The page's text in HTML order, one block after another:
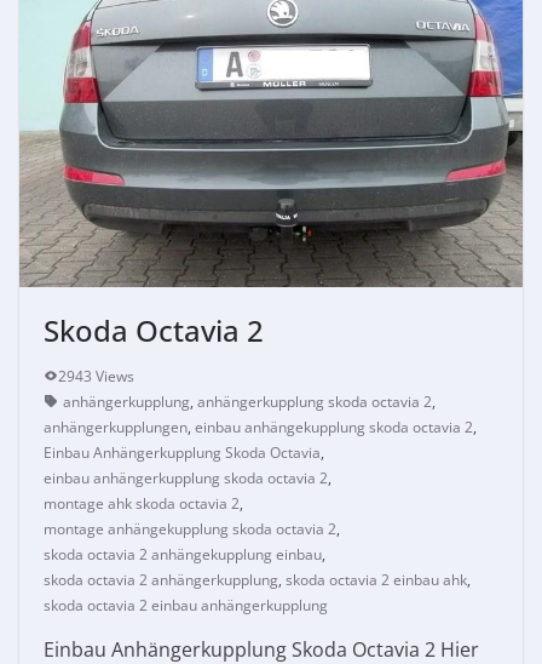
Skoda Octavia 2
2943 Views
anhängerkupplung, anhängerkupplung skoda octavia 2,
anhängerkupplungen, einbau anhängekupplung skoda octavia 2,
Einbau Anhängerkupplung Skoda Octavia,
einbau anhängerkupplung skoda octavia 2,
montage ahk skoda octavia 2,
montage anhängekupplung skoda octavia 2,
skoda octavia 2 anhängekupplung einbau,
skoda octavia 2 anhängerkupplung, skoda octavia 2 einbau ahk,
skoda octavia 2 einbau anhängerkupplung
Einbau Anhängerkupplung Skoda Octavia 2 Hier